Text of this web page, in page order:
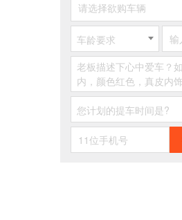
请选择欲购车辆
车龄要求
您计划的提车时间是?